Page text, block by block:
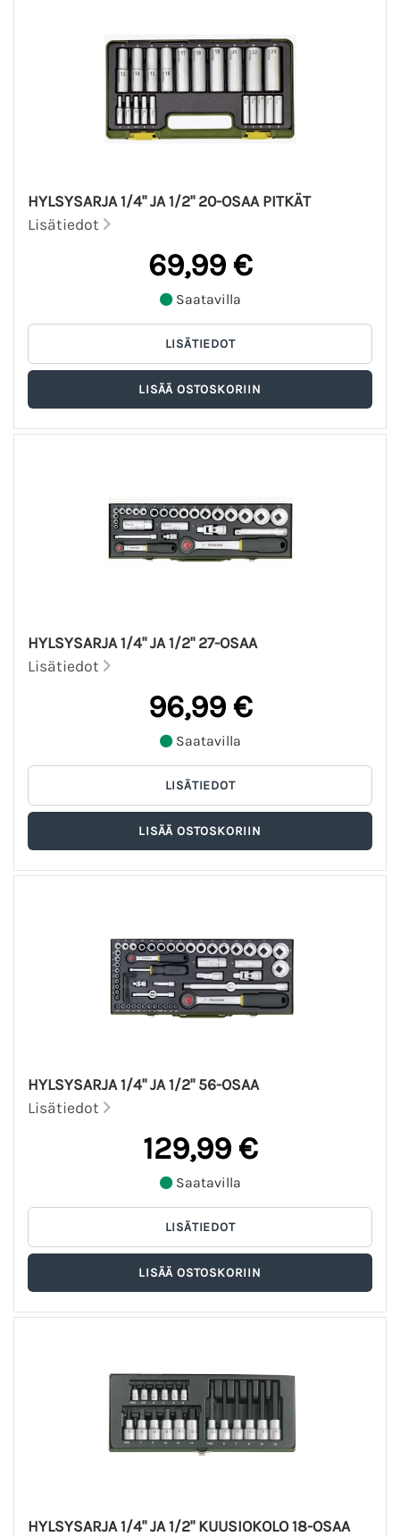
HYLSYSARJA 1/4" JA 1/2" 20-OSAA PITKÄT
Lisätiedot
69,99 €
Saatavilla
HYLSYSARJA 1/4" JA 1/2" 27-OSAA
Lisätiedot
96,99 €
Saatavilla
HYLSYSARJA 1/4" JA 1/2" 56-OSAA
Lisätiedot
129,99 €
Saatavilla
HYLSYSARJA 1/4" JA 1/2" KUUSIOKOLO 18-OSAA